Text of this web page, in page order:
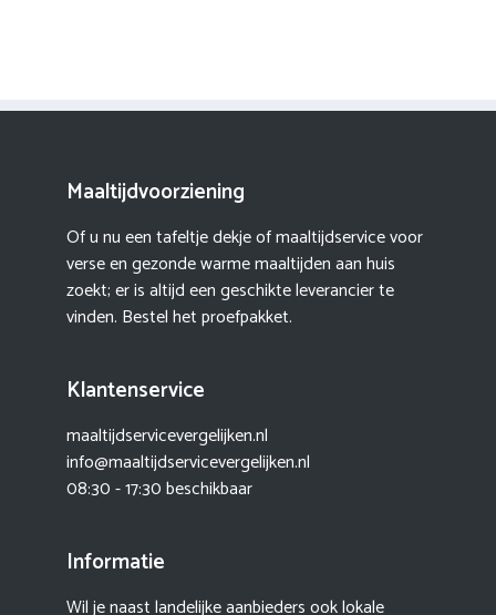
Maaltijdvoorziening
Of u nu een tafeltje dekje of maaltijdservice voor
verse en gezonde warme maaltijden aan huis
zoekt; er is altijd een geschikte leverancier te
vinden. Bestel het proefpakket.
Klantenservice
maaltijdservicevergelijken.nl
info@maaltijdservicevergelijken.nl
08:30 - 17:30 beschikbaar
Informatie
Wil je naast landelijke aanbieders ook lokale